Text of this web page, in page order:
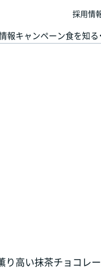
報キャンペーン食を知る
採用情
り高い抹茶チョコレ